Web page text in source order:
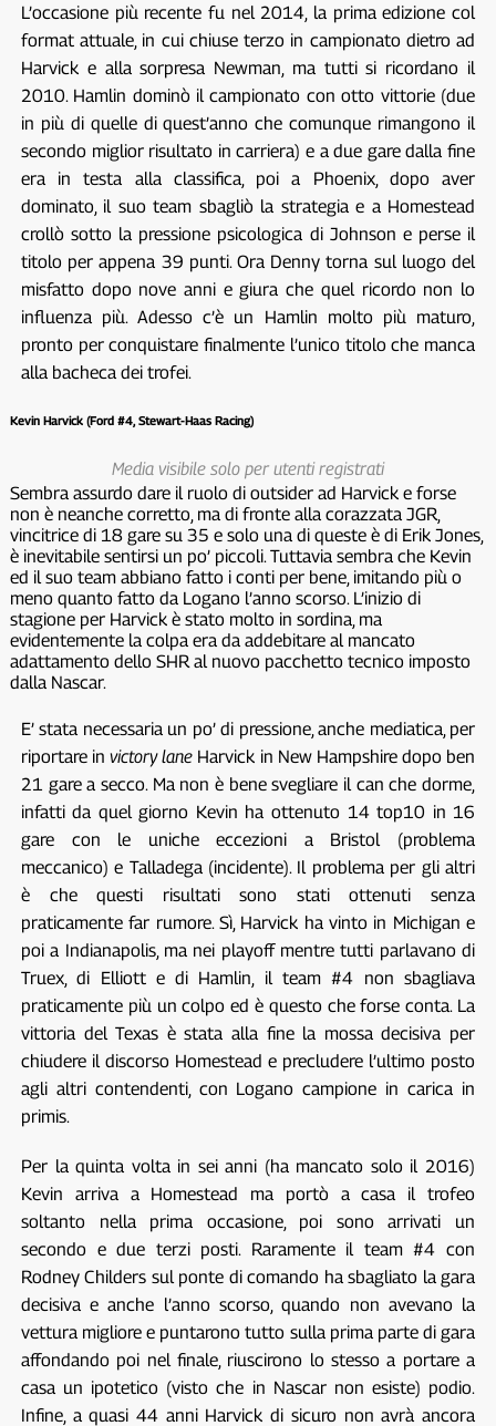
L’occasione più recente fu nel 2014, la prima edizione col
format attuale, in cui chiuse terzo in campionato dietro ad
Harvick e alla sorpresa Newman, ma tutti si ricordano il
2010. Hamlin dominò il campionato con otto vittorie (due
in più di quelle di quest’anno che comunque rimangono il
secondo miglior risultato in carriera) e a due gare dalla fine
era in testa alla classifica, poi a Phoenix, dopo aver
dominato, il suo team sbagliò la strategia e a Homestead
crollò sotto la pressione psicologica di Johnson e perse il
titolo per appena 39 punti. Ora Denny torna sul luogo del
misfatto dopo nove anni e giura che quel ricordo non lo
influenza più. Adesso c’è un Hamlin molto più maturo,
pronto per conquistare finalmente l’unico titolo che manca
alla bacheca dei trofei.
Kevin Harvick (Ford #4, Stewart-Haas Racing)
Media visibile solo per utenti registrati
Sembra assurdo dare il ruolo di outsider ad Harvick e forse
non è neanche corretto, ma di fronte alla corazzata JGR,
vincitrice di 18 gare su 35 e solo una di queste è di Erik Jones,
è inevitabile sentirsi un po’ piccoli. Tuttavia sembra che Kevin
ed il suo team abbiano fatto i conti per bene, imitando più o
meno quanto fatto da Logano l’anno scorso. L’inizio di
stagione per Harvick è stato molto in sordina, ma
evidentemente la colpa era da addebitare al mancato
adattamento dello SHR al nuovo pacchetto tecnico imposto
dalla Nascar.
E’ stata necessaria un po’ di pressione, anche mediatica, per
riportare invictory lane Harvick in New Hampshire dopo ben
21 gare a secco. Ma non è bene svegliare il can che dorme,
infatti da quel giorno Kevin ha ottenuto 14 top10 in 16
gare con le uniche eccezioni a Bristol (problema
meccanico) e Talladega (incidente). Il problema per gli altri
è che questi risultati sono stati ottenuti senza
praticamente far rumore. Sì, Harvick ha vinto in Michigan e
poi a Indianapolis, ma nei playoff mentre tutti parlavano di
Truex, di Elliott e di Hamlin, il team #4 non sbagliava
praticamente più un colpo ed è questo che forse conta. La
vittoria del Texas è stata alla fine la mossa decisiva per
chiudere il discorso Homestead e precludere l’ultimo posto
agli altri contendenti, con Logano campione in carica in
primis.
Per la quinta volta in sei anni (ha mancato solo il 2016)
Kevin arriva a Homestead ma portò a casa il trofeo
soltanto nella prima occasione, poi sono arrivati un
secondo e due terzi posti. Raramente il team #4 con
Rodney Childers sul ponte di comando ha sbagliato la gara
decisiva e anche l’anno scorso, quando non avevano la
vettura migliore e puntarono tutto sulla prima parte di gara
affondando poi nel finale, riuscirono lo stesso a portare a
casa un ipotetico (visto che in Nascar non esiste) podio.
Infine, a quasi 44 anni Harvick di sicuro non avrà ancora